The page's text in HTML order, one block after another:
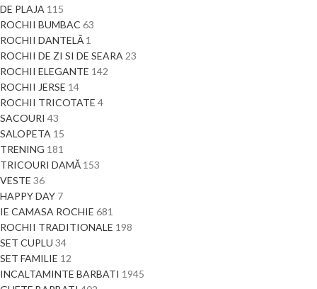
DE PLAJA 115
ROCHII BUMBAC 63
ROCHII DANTELĂ 1
ROCHII DE ZI SI DE SEARA 23
ROCHII ELEGANTE 142
ROCHII JERSE 14
ROCHII TRICOTATE 4
SACOURI 43
SALOPETA 15
TRENING 181
TRICOURI DAMĂ 153
VESTE 36
HAPPY DAY 7
IE CAMASA ROCHIE 681
ROCHII TRADITIONALE 198
SET CUPLU 34
SET FAMILIE 12
INCALTAMINTE BARBATI 1945